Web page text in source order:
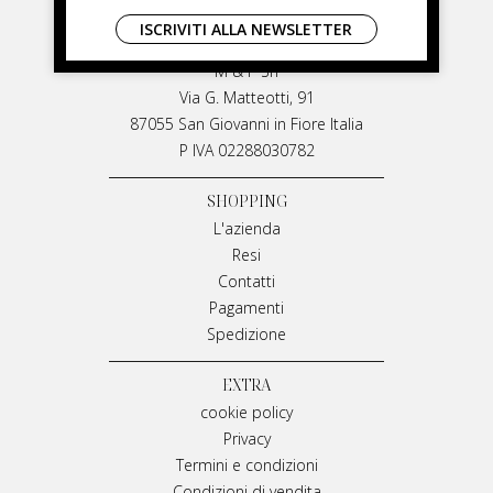
LIVIANA MIRARCHI
M & P Srl
Via G. Matteotti, 91
87055 San Giovanni in Fiore Italia
P IVA 02288030782
SHOPPING
L'azienda
Resi
Contatti
Pagamenti
Spedizione
EXTRA
cookie policy
Privacy
Termini e condizioni
ISCRIVITI ALLA NEWSLETTER